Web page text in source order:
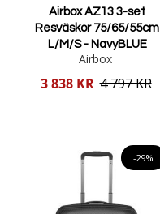
Airbox AZ13 3-set
Resväskor 75/65/55cm
L/M/S - NavyBLUE
Airbox
Reducerat
3 838 KR 4 797 KR
-29%